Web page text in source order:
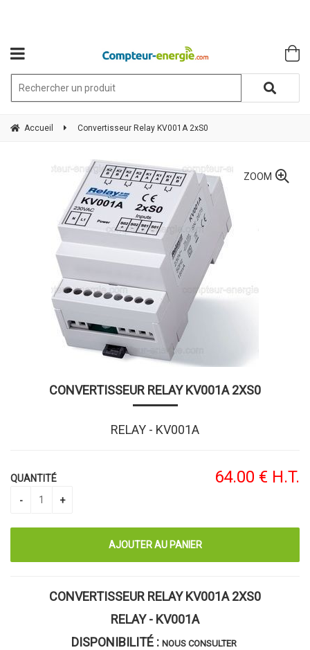
Accueil Convertisseur Relay KV001A 2xS0
ZOOM
CONVERTISSEUR RELAY KV001A 2XS0
RELAY - KV001A
64.00 € H.T.
QUANTITÉ
CONVERTISSEUR RELAY KV001A 2XS0
RELAY - KV001A
DISPONIBILITÉ : NOUS CONSULTER